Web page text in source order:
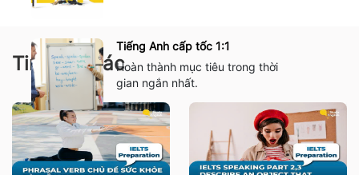
Tiếng Anh cấp tốc 1:1
Hoàn thành mục tiêu trong thời
gian ngắn nhất.
Tin tức khác